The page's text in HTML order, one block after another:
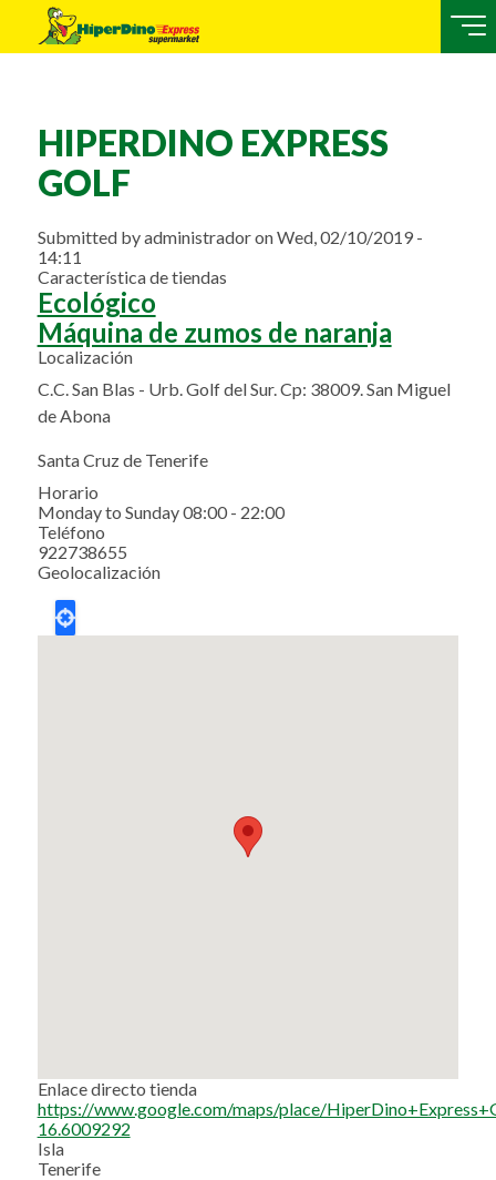
HIPERDINO EXPRESS
GOLF
Submitted byadministradoronWed, 02/10/2019 -
14:11
Característica de tiendas
Ecológico
Máquina de zumos de naranja
Localización
C.C. San Blas - Urb. Golf del Sur. Cp: 38009. San Miguel
de Abona
Santa Cruz de Tenerife
Horario
Monday to Sunday 08:00 - 22:00
Teléfono
922738655
Geolocalización
Enlace directo tienda
https://www.google.com/maps/place/
16.6009292
Isla
Tenerife